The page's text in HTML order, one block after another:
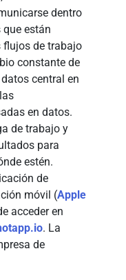
dentro
están
de trabajo
constante de
central en
en datos.
de trabajo y
para
estén.
de
móvil (Apple
acceder en
. La
de